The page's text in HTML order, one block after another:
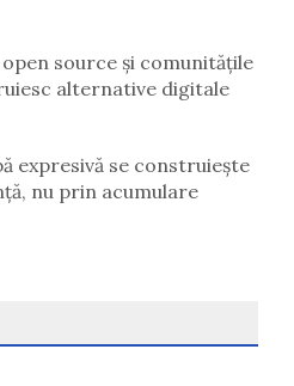
source și comunitățile
alternative digitale
expresivă se construiește
nu prin acumulare